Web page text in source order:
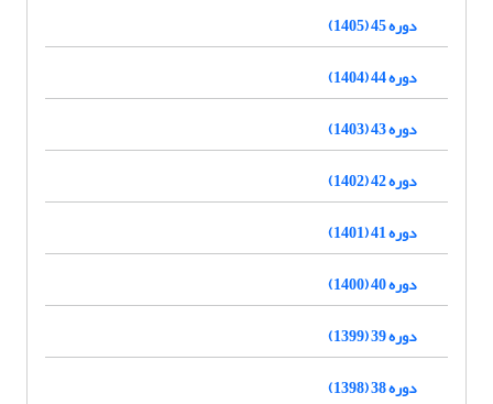
دوره 45 (1405)
دوره 44 (1404)
دوره 43 (1403)
دوره 42 (1402)
دوره 41 (1401)
دوره 40 (1400)
دوره 39 (1399)
دوره 38 (1398)